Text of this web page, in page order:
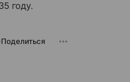
году.
Поделиться